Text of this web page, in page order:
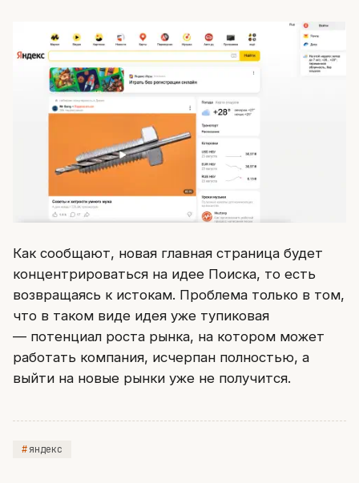
Как сообщают, новая главная страница будет
концентрироваться на идее Поиска, то есть
возвращаясь к истокам. Проблема только в том,
что в таком виде идея уже тупиковая
— потенциал роста рынка, на котором может
работать компания, исчерпан полностью, а
выйти на новые рынки уже не получится.
яндекс